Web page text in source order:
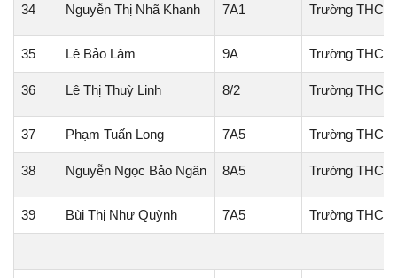
34 Nguyễn Thị Nhã Khanh 7A1 Trường THCS
35 Lê Bảo Lâm 9A Trường THCS
36 Lê Thị Thuỳ Linh 8/2 Trường THCS
37 Phạm Tuấn Long 7A5 Trường THCS
38 Nguyễn Ngọc Bảo Ngân 8A5 Trường THCS
39 Bùi Thị Như Quỳnh 7A5 Trường THCS